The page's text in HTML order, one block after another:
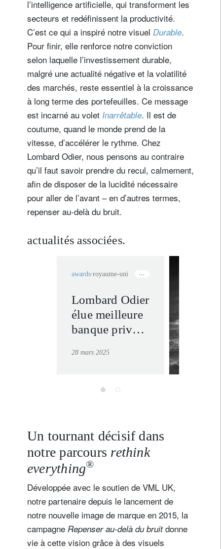
l’intelligence artificielle, qui transforment les
secteurs et redéfinissent la productivité.
C’est ce qui a inspiré notre visuel Durable.
Pour finir, elle renforce notre conviction
selon laquelle l’investissement durable,
malgré une actualité négative et la volatilité
des marchés, reste essentiel à la croissance
à long terme des portefeuilles. Ce message
est incarné au volet Inarrêtable. Il est de
coutume, quand le monde prend de la
vitesse, d’accélérer le rythme. Chez
Lombard Odier, nous pensons au contraire
qu’il faut savoir prendre du recul, calmement,
afin de disposer de la lucidité nécessaire
pour aller de l’avant – en d’autres termes,
repenser au-delà du bruit.
actualités associées.
awards royaume-uni
Lombard Odier
élue meilleure
banque privée
deux
Euromoney
28 mars 2025
Un tournant décisif dans
notre parcours rethink
everything®
Développée avec le soutien de VML UK,
notre partenaire depuis le lancement de
notre nouvelle image de marque en 2015, la
campagne Repenser au-delà du bruitdonne
vie à cette vision grâce à des visuels